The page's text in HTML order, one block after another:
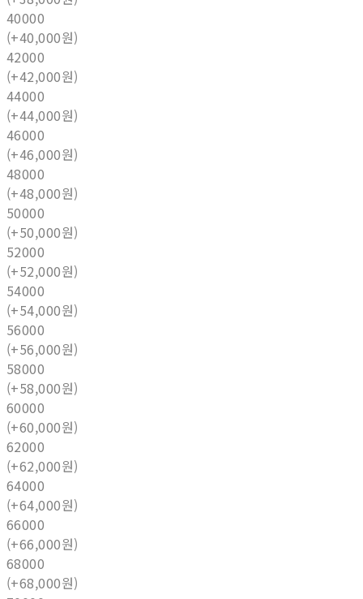
40000
(+40,000원)
42000
(+42,000원)
44000
(+44,000원)
46000
(+46,000원)
48000
(+48,000원)
50000
(+50,000원)
52000
(+52,000원)
54000
(+54,000원)
56000
(+56,000원)
58000
(+58,000원)
60000
(+60,000원)
62000
(+62,000원)
64000
(+64,000원)
66000
(+66,000원)
68000
(+68,000원)